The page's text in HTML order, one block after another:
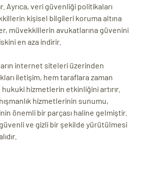
Ayrıca, veri güvenliği politikaları
kişisel bilgileri koruma altına
müvekkillerin avukatlarına güvenini
en aza indirir.
internet siteleri üzerinden
iletişim, hem taraflara zaman
hukuki hizmetlerin etkinliğini artırır.
hizmetlerinin sunumu,
önemli bir parçası haline gelmiştir.
ve gizli bir şekilde yürütülmesi